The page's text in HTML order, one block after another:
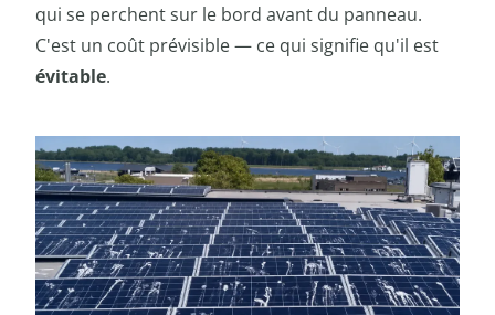
qui se perchent sur le bord avant du panneau.
C'est un coût prévisible — ce qui signifie qu'il est
évitable.